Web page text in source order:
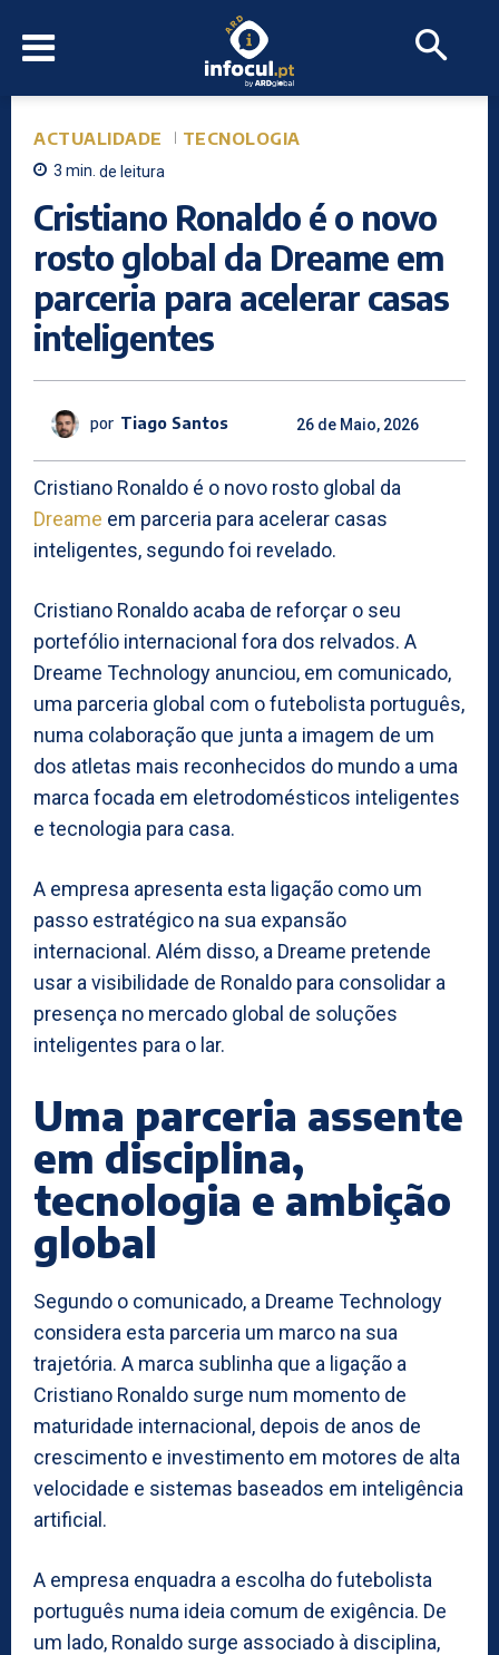
ACTUALIDADE TECNOLOGIA
3 min. de leitura
Cristiano Ronaldo é o novo
rosto global da Dreame em
parceria para acelerar casas
inteligentes
por Tiago Santos 26 de Maio, 2026
Cristiano Ronaldo é o novo rosto global da
Dreame em parceria para acelerar casas
inteligentes, segundo foi revelado.
Cristiano Ronaldo acaba de reforçar o seu
portefólio internacional fora dos relvados. A
Dreame Technology anunciou, em comunicado,
uma parceria global com o futebolista português,
numa colaboração que junta a imagem de um
dos atletas mais reconhecidos do mundo a uma
marca focada em eletrodomésticos inteligentes
e tecnologia para casa.
A empresa apresenta esta ligação como um
passo estratégico na sua expansão
internacional. Além disso, a Dreame pretende
usar a visibilidade de Ronaldo para consolidar a
presença no mercado global de soluções
inteligentes para o lar.
Uma parceria assente
em disciplina,
tecnologia e ambição
global
Segundo o comunicado, a Dreame Technology
considera esta parceria um marco na sua
trajetória. A marca sublinha que a ligação a
Cristiano Ronaldo surge num momento de
maturidade internacional, depois de anos de
crescimento e investimento em motores de alta
velocidade e sistemas baseados em inteligência
artificial.
A empresa enquadra a escolha do futebolista
português numa ideia comum de exigência. De
um lado, Ronaldo surge associado à disciplina,